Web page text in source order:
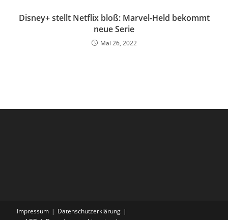
Disney+ stellt Netflix bloß: Marvel-Held bekommt
neue Serie
Mai 26, 2022
Impressum
Datenschutzerklärung